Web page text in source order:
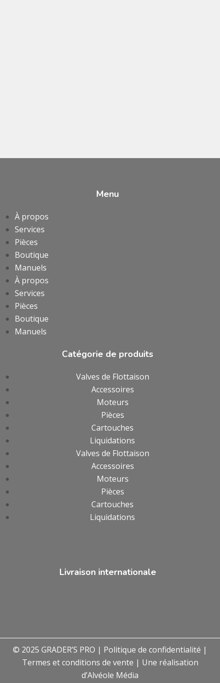
Menu
À propos
Services
Pièces
Boutique
Manuels
À propos
Services
Pièces
Boutique
Manuels
Catégorie de produits
Valves de Flottaison
Accessoires
Moteurs
Pièces
Cartouches
Liquidations
Valves de Flottaison
Accessoires
Moteurs
Pièces
Cartouches
Liquidations
Livraison internationale
© 2025 GRADER’S PRO | Politique de confidentialité |
Termes et conditions de vente | Une réalisation
d’Alvéole Média